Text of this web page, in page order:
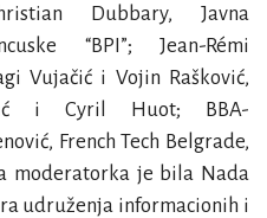
Dubbary, Javna
“BPI”; Jean-Rémi
Vujačić i Vojin Rašković,
i Cyril Huot; BBA-
, French Tech Belgrade,
moderatorka je bila Nada
udruženja informacionih i